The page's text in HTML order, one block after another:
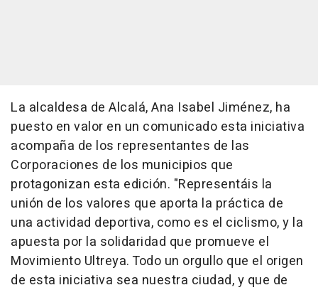
La alcaldesa de Alcalá, Ana Isabel Jiménez, ha
puesto en valor en un comunicado esta iniciativa
acompaña de los representantes de las
Corporaciones de los municipios que
protagonizan esta edición. "Representáis la
unión de los valores que aporta la práctica de
una actividad deportiva, como es el ciclismo, y la
apuesta por la solidaridad que promueve el
Movimiento Ultreya. Todo un orgullo que el origen
de esta iniciativa sea nuestra ciudad, y que de